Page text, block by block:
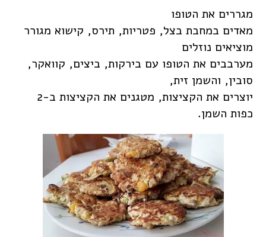
מגררים את הטופו
מאדים במחבת בצל, פטריות, תירס, קישוא מגורר
מוציאים נוזלים
מערבבים את הטופו עם בירקות, ביצים, קוואקר,
סובין, והשמן זית,
יוצרים את הקציצות, מטגנים את הקציצות ב-2
כפות השמן.